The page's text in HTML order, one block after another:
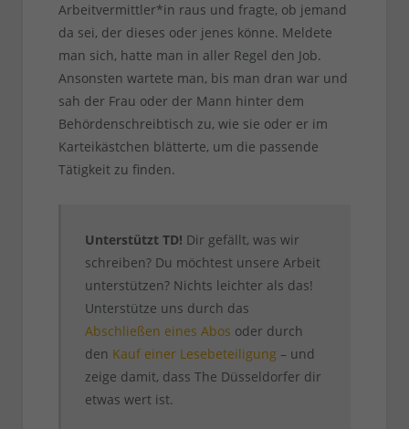
Arbeitvermittler*in raus und fragte, ob jemand
da sei, der dieses oder jenes könne. Meldete
man sich, hatte man in aller Regel den Job.
Ansonsten wartete man, bis man dran war und
sah der Frau oder der Mann hinter dem
Behördenschreibtisch zu, wie sie oder er im
Karteikästchen blätterte, um die passende
Tätigkeit zu finden.
Unterstützt TD! Dir gefällt, was wir
schreiben? Du möchtest unsere Arbeit
unterstützen? Nichts leichter als das!
Unterstütze uns durch das
Abschließen eines Abos oder durch
den Kauf einer Lesebeteiligung – und
zeige damit, dass The Düsseldorfer dir
etwas wert ist.